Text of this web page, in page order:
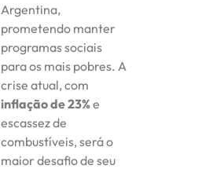
Argentina,
prometendo manter
programas sociais
para os mais pobres. A
crise atual, com
inflação de 23%e
escassez de
combustíveis, será o
maior desafio de seu